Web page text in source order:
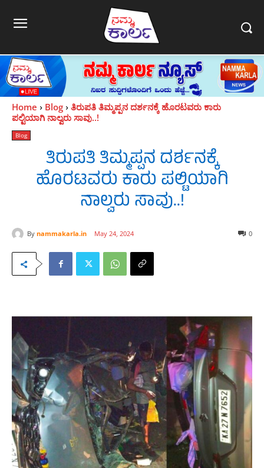
Home Blog
ತಿರುಪತಿ ತಿಮ್ಮಪ್ಪನ ದರ್ಶನಕ್ಕೆ ಹೊರಟವರು ಕಾರು
ಪಲ್ಟಿಯಾಗಿ ನಾಲ್ವರು ಸಾವು..!
Blog
ತಿರುಪತಿ ತಿಮ್ಮಪ್ಪನ ದರ್ಶನಕ್ಕೆ
ಹೊರಟವರು ಕಾರು ಪಲ್ಟಿಯಾಗಿ
ನಾಲ್ವರು ಸಾವು..!
By nammakarla.in May 24, 2024 0